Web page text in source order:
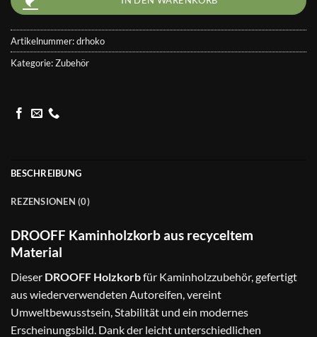
Artikelnummer:drhoko
Kategorie:Zubehör
BESCHREIBUNG
REZENSIONEN (0)
DROOFF Kaminholzkorb aus recyceltem
Material
Dieser DROOFF Holzkorbfür Kaminholzzubehör, gefertigt
aus wiederverwendeten Autoreifen, vereint
Umweltbewusstsein, Stabilität und ein modernes
Erscheinungsbild. Dank der leicht unterschiedlichen